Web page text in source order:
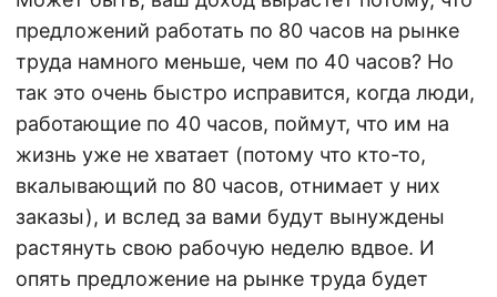
предложений работать по 80 часов на рынке
труда намного меньше, чем по 40 часов? Но
так это очень быстро исправится, когда люди,
работающие по 40 часов, поймут, что им на
жизнь уже не хватает (потому что кто-то,
вкалывающий по 80 часов, отнимает у них
заказы), и вслед за вами будут вынуждены
растянуть свою рабочую неделю вдвое. И
опять предложение на рынке труда будет